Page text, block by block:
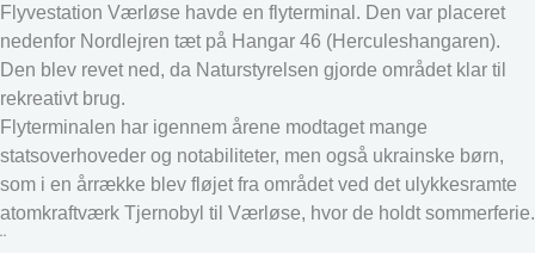
Flyvestation Værløse havde en flyterminal. Den var placeret
nedenfor Nordlejren tæt på Hangar 46 (Herculeshangaren).
Den blev revet ned, da Naturstyrelsen gjorde området klar til
rekreativt brug.
Flyterminalen har igennem årene modtaget mange
statsoverhoveder og notabiliteter, men også ukrainske børn,
som i en årrække blev fløjet fra området ved det ulykkesramte
atomkraftværk Tjernobyl til Værløse, hvor de holdt sommerferie.
¨